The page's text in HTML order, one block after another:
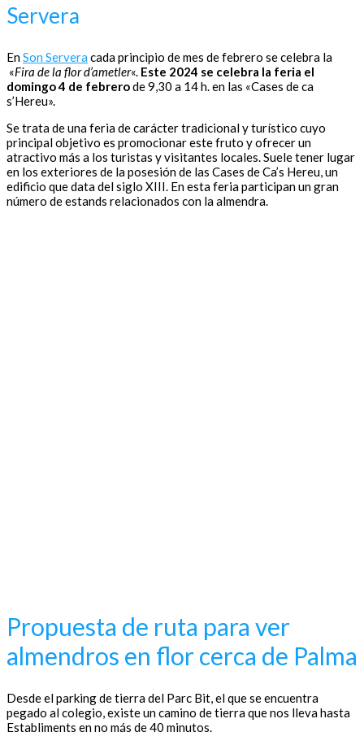
Servera
EnSon Servera cada principio de mes de febrero se celebra la
«Fira de la flor d’ametler«. Este 2024 se celebra la feria el
domingo 4 de febrerode 9,30 a 14 h. en las «Cases de ca
s’Hereu».
Se trata de una feria de carácter tradicional y turístico cuyo
principal objetivo es promocionar este fruto y ofrecer un
atractivo más a los turistas y visitantes locales. Suele tener lugar
en los exteriores de la posesión de las Cases de Ca’s Hereu, un
edificio que data del siglo XIII. En esta feria participan un gran
número de estands relacionados con la almendra.
Propuesta de ruta para ver
almendros en flor cerca de Palma
Desde el parking de tierra del Parc Bit, el que se encuentra
pegado al colegio, existe un camino de tierra que nos lleva hasta
Establiments en no más de 40 minutos.